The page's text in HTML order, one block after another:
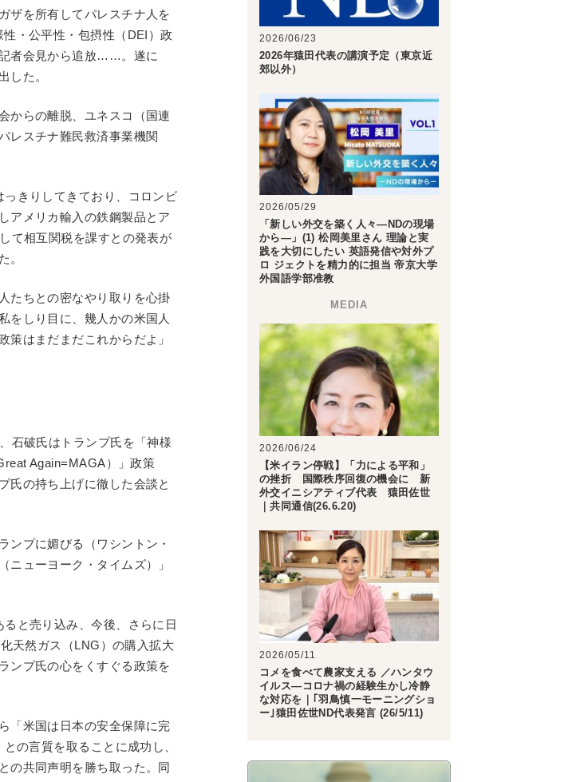
ザを所有してパレスチナ人を
・公平性・包摂性（DEI）政
者会見から追放……。遂に
した。
からの離脱、ユネスコ（国連
レスチナ難民救済事業機関
きりしてきており、コロンビ
アメリカ輸入の鉄鋼製品とア
て相互関税を課すとの発表が
。
たちとの密なやり取りを心掛
をしり目に、幾人かの米国人
はまだまだこれからだよ」
石破氏はトランプ氏を「神様
Again=MAGA）」政策
氏の持ち上げに徹した会談と
ンプに媚びる（ワシントン・
ニューヨーク・タイムズ）」
と売り込み、今後、さらに日
天然ガス（LNG）の購入拡大
ンプ氏の心をくすぐる政策を
「米国は日本の安全保障に完
の言質を取ることに成功し、
の共同声明を勝ち取った。同
2026/06/23
2026年猿田代表の講演予定（東京近
郊以外）
2026/05/29
「新しい外交を築く人々―NDの現場
から―」(1) 松岡美里さん 理論と実
践を大切にしたい 英語発信や対外プ
ロ ジェクトを精力的に担当 帝京大学
外国語学部准教
2026/06/24
【米イラン停戦】「力による平和」
の挫折 国際秩序回復の機会に 新
外交イニシアティブ代表 猿田佐世
｜共同通信(26.6.20)
2026/05/11
コメを食べて農家支える ／ハンタウ
イルス―コロナ禍の経験生かし冷静
な対応を｜｢羽鳥慎一モーニングショ
ー｣猿田佐世ND代表発言 (26/5/11)